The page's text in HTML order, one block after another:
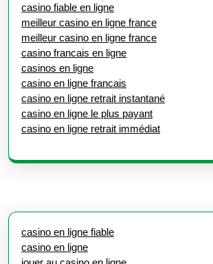
casino fiable en ligne
meilleur casino en ligne france
meilleur casino en ligne france
casino francais en ligne
casinos en ligne
casino en ligne francais
casino en ligne retrait instantané
casino en ligne le plus payant
casino en ligne retrait immédiat
casino en ligne fiable
casino en ligne